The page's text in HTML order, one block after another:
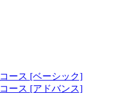
コース [ベーシック]
コース [アドバンス]